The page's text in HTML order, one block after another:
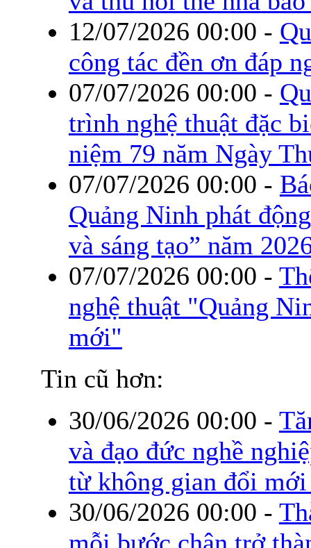
12/07/2026 00:00 -
công tác đền ơn đáp
07/07/2026 00:00 -
trình nghệ thuật đặc
niệm 79 năm Ngày
07/07/2026 00:00 -
Quảng Ninh phát
và sáng tạo” năm
07/07/2026 00:00 -
nghệ thuật "Quảng
mới"
Tin cũ hơn:
30/06/2026 00:00 -
và đạo đức nghề
từ không gian đổi
30/06/2026 00:00 -